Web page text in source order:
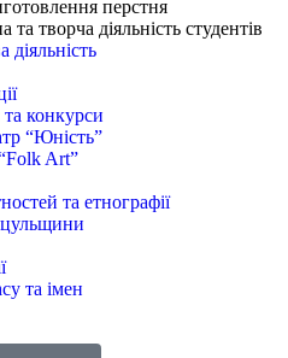
перстня
та творча діяльність студентів
діяльність
конкурси
“Юність”
Art”
та етнографії
та імен